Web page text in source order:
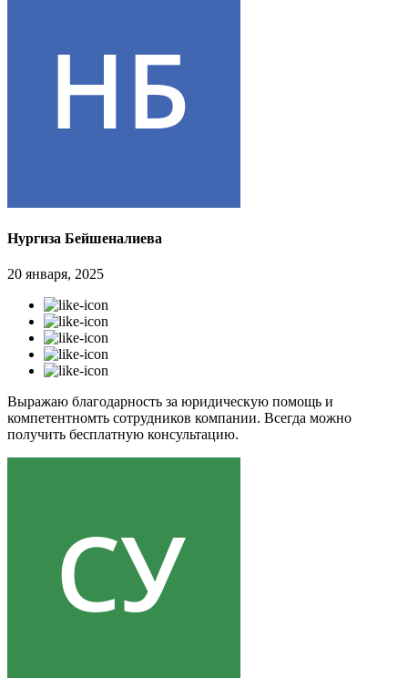
Нургиза Бейшеналиева
20 января, 2025
Выражаю благодарность за юридическую помощь и
компетентномть сотрудников компании. Всегда можно
получить бесплатную консультацию.